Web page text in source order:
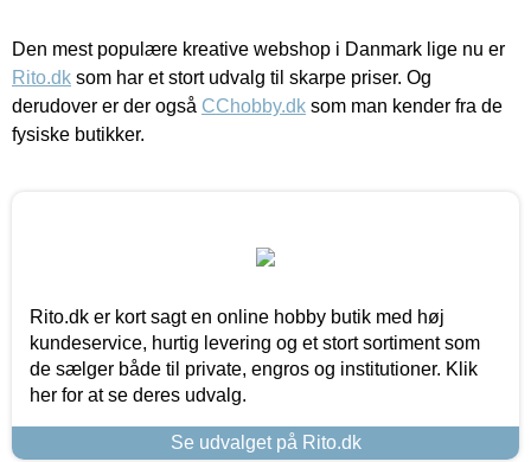
Den mest populære kreative webshop i Danmark lige nu er
Rito.dk som har et stort udvalg til skarpe priser. Og
derudover er der også CChobby.dk som man kender fra de
fysiske butikker.
Rito.dk er kort sagt en online hobby butik med høj
kundeservice, hurtig levering og et stort sortiment som
de sælger både til private, engros og institutioner. Klik
her for at se deres udvalg.
Se udvalget på Rito.dk